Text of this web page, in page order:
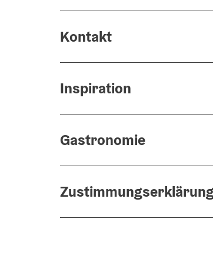
Kontakt
Inspiration
Gastronomie